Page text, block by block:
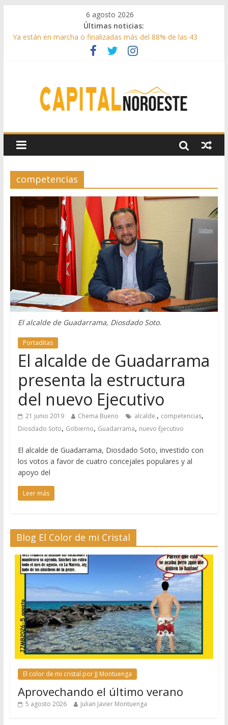
6 agosto 2026
Últimas noticias:
Ya están en marcha o finalizadas más del 88% de las 43
medidas urgentes para reconstruir la Sierra Oeste
Cerca de 33.000 asistentes en los espectáculos de la
kilos de forraje a las ganaderías afectadas por los incendios
de la Sierra Oeste
Guadarrama abre matricula 2026-2027 del Aula de
Humanidades
competencias
El alcalde de Guadarrama, Diosdado Soto.
Portaditas
El alcalde de Guadarrama
presenta la estructura
del nuevo Ejecutivo
21 junio 2019 Chema Bueno alcalde., competencias,
Diosdado Soto, Gobierno, Guadarrama, nuevo Ejecutivo
El alcalde de Guadarrama, Diosdado Soto, investido con
los votos a favor de cuatro concejales populares y al
apoyo del
Leer más
Blog El Color de mi Cristal
El color de mi cristal por JJ Montuenga
Aprovechando el último verano
5 agosto 2026 Julian Javier Montuenga